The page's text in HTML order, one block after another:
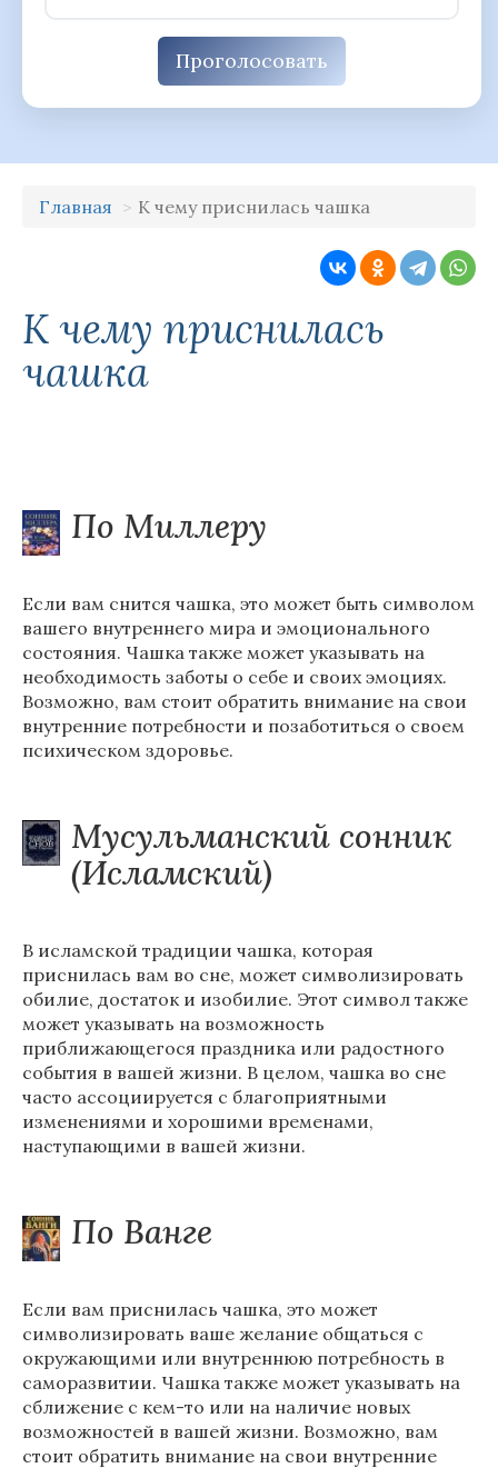
Проголосовать
Главная К чему приснилась чашка
К чему приснилась
чашка
По Миллеру
Если вам снится чашка, это может быть символом
вашего внутреннего мира и эмоционального
состояния. Чашка также может указывать на
необходимость заботы о себе и своих эмоциях.
Возможно, вам стоит обратить внимание на свои
внутренние потребности и позаботиться о своем
психическом здоровье.
Мусульманский сонник
(Исламский)
В исламской традиции чашка, которая
приснилась вам во сне, может символизировать
обилие, достаток и изобилие. Этот символ также
может указывать на возможность
приближающегося праздника или радостного
события в вашей жизни. В целом, чашка во сне
часто ассоциируется с благоприятными
изменениями и хорошими временами,
наступающими в вашей жизни.
По Ванге
Если вам приснилась чашка, это может
символизировать ваше желание общаться с
окружающими или внутреннюю потребность в
саморазвитии. Чашка также может указывать на
сближение с кем-то или на наличие новых
возможностей в вашей жизни. Возможно, вам
стоит обратить внимание на свои внутренние